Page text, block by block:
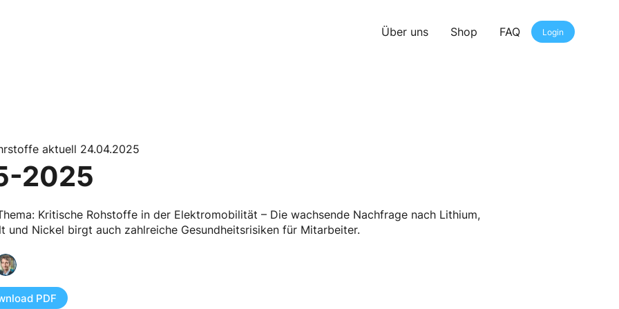
Über uns Shop FAQ Login
aktuell 24.04.2025
2025
Kritische Rohstoffe in der Elektromobilität – Die wachsende Nachfrage nach Lithium,
und Nickel birgt auch zahlreiche Gesundheitsrisiken für Mitarbeiter.
PDF